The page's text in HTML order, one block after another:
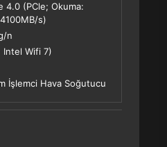
4.0 (PCle; Okuma:
s)
n
Intel Wifi 7)
İşlemci Hava Soğutucu